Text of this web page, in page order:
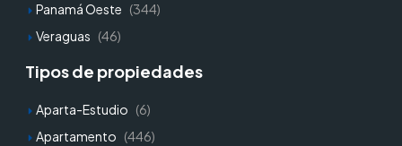
Panamá Oeste (344)
Veraguas (46)
Tipos de propiedades
Aparta-Estudio (6)
Apartamento (446)